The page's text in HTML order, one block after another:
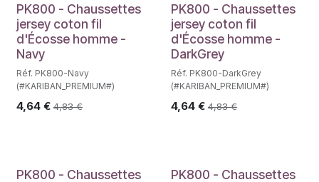
PK800 - Chaussettes
jersey coton fil
d'Écosse homme -
Navy
Réf. PK800-Navy
(#KARIBAN_PREMIUM#)
4,64 € 4,83€
PK800 - Chaussettes
jersey coton fil
d'Écosse homme -
DarkGrey
Réf. PK800-DarkGrey
(#KARIBAN_PREMIUM#)
4,64€ 4,83€
PK800 - Chaussettes
PK800 - Chaussettes